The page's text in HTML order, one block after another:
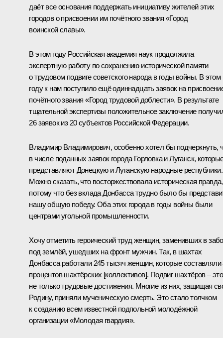
даёт все основания поддержать инициативу жителей этих
городов о присвоении им почётного звания «Город
воинской славы».
В этом году Российская академия наук продолжила
экспертную работу по сохранению исторической памяти
о трудовом подвиге советского народа в годы войны. В этом
году к нам поступило ещё одиннадцать заявок на
почётного звания «Город трудовой доблести». В результате
тщательной экспертизы положительное заключение
26 заявок из 20 субъектов Российской Федерации.
Владимир Владимирович, особенно хотел бы подчеркнуть,
в числе поданных заявок города Горловка и Луганск,
представляют Донецкую и Луганскую народные республики.
Можно сказать, что восторжествовала историческая правда,
потому что без вклада Донбасса трудно было бы
нашу общую победу. Оба этих города в годы войны были
центрами угольной промышленности.
Хочу отметить героический труд женщин, заменивших в
под землёй, ушедших на фронт мужчин. Так, в шахтах
Донбасса работали 245 тысяч женщин, которые составляли
процентов шахтёрских [коллективов]. Подвиг шахтёров – это
не только трудовые достижения. Многие из них, защищая
Родину, приняли мученическую смерть. Это стало толчком
к созданию всем известной подпольной молодёжной
организации «Молодая гвардия».